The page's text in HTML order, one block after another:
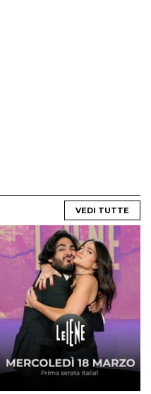
VEDI TUTTE